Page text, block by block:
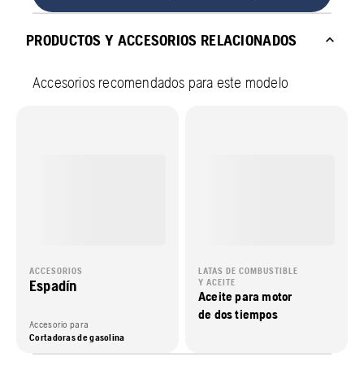
PRODUCTOS Y ACCESORIOS RELACIONADOS
Accesorios recomendados para este modelo
ACCESORIOS
Espadín
Accesorio para
Cortadoras de gasolina
LATAS DE COMBUSTIBLE
Y ACEITE
Aceite para motor
de dos tiempos